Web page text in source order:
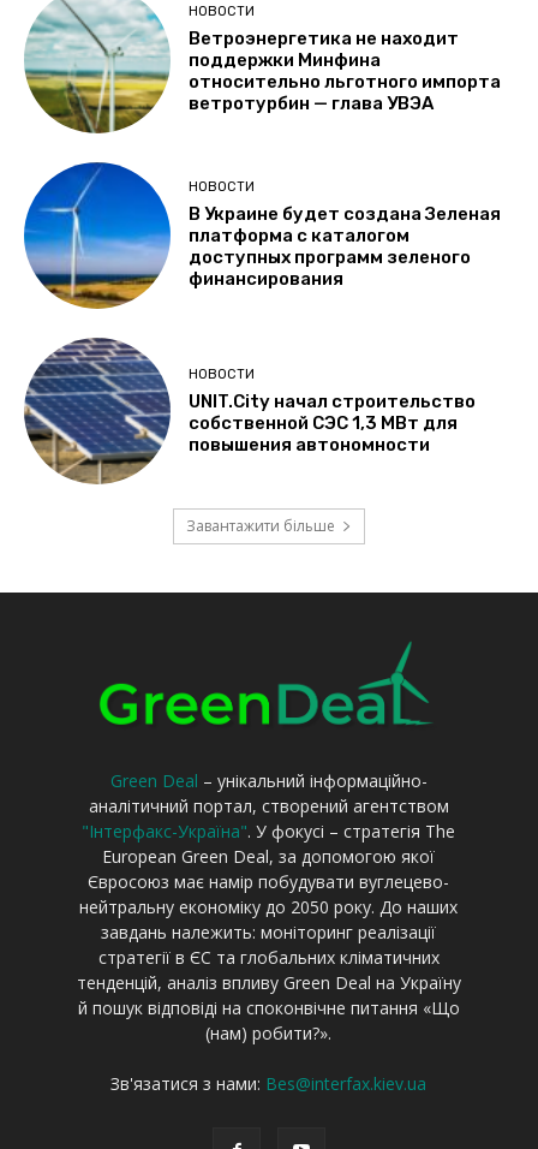
Green Deal – унікальний інформаційно-
аналітичний портал, створений агентством
"Інтерфакс-Україна". У фокусі – стратегія The
European Green Deal, за допомогою якої
Євросоюз має намір побудувати вуглецево-
нейтральну економіку до 2050 року. До наших
завдань належить: моніторинг реалізації
стратегії в ЄС та глобальних кліматичних
тенденцій, аналіз впливу Green Deal на Україну
й пошук відповіді на споконвічне питання «Що
(нам) робити?».
Зв'язатися з нами: Bes@interfax.kiev.ua